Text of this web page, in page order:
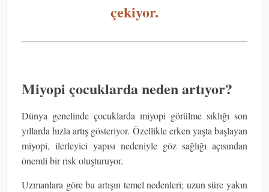
çekiyor.
Miyopi çocuklarda neden artıyor?
Dünya genelinde çocuklarda miyopi görülme sıklığı son
yıllarda hızla artış gösteriyor. Özellikle erken yaşta başlayan
miyopi, ilerleyici yapısı nedeniyle göz sağlığı açısından
önemli bir risk oluşturuyor.
Uzmanlara göre bu artışın temel nedenleri; uzun süre yakın